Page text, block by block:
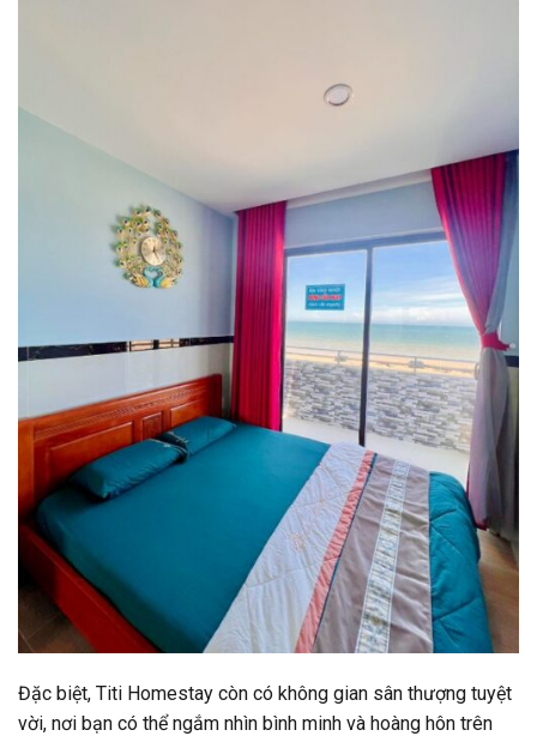
Đặc biệt, Titi Homestay còn có không gian sân thượng tuyệt
vời, nơi bạn có thể ngắm nhìn bình minh và hoàng hôn trên